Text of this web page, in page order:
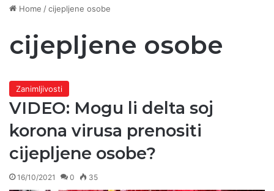
Home /cijepljene osobe
cijepljene osobe
Zanimljivosti
VIDEO: Mogu li delta soj
korona virusa prenositi
cijepljene osobe?
16/10/2021 0 35